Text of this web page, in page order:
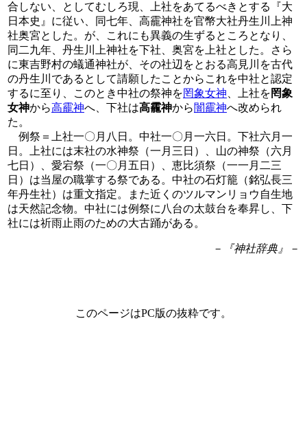
合しない、としてむしろ現、上社をあてるべきとする『大
日本史』に従い、同七年、高靇神社を官幣大社丹生川上神
社奥宮とした。が、これにも異義の生ずるところとなり、
同二九年、丹生川上神社を下社、奥宮を上社とした。さら
に東吉野村の蟻通神社が、その社辺をとおる高見川を古代
の丹生川であるとして請願したことからこれを中社と認定
するに至り、このとき中社の祭神を罔象女神 、上社を 罔象
女神から高靇神へ、下社は高靇神から闇靇神へ改められ
た。
例祭＝上社一〇月八日。中社一〇月一六日。下社六月一
日。上社には末社の水神祭（一月三日）、山の神祭（六月
七日）、愛宕祭（一〇月五日）、恵比須祭（一一月二三
日）は当屋の職掌する祭である。中社の石灯籠（銘弘長三
年丹生社）は重文指定。また近くのツルマンリョウ自生地
は天然記念物。中社には例祭に八台の太鼓台を奉昇し、下
社には祈雨止雨のための大古踊がある。
－『神社辞典』－
このページはPC版の抜粋です。